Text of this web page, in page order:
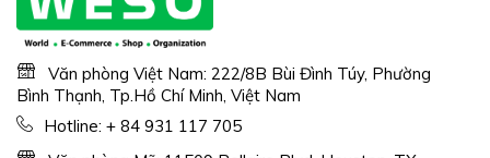
Văn phòng Việt Nam: 222/8B Bùi Đình Túy, Phường
Bình Thạnh, Tp.Hồ Chí Minh, Việt Nam
Hotline: + 84 931 117 705